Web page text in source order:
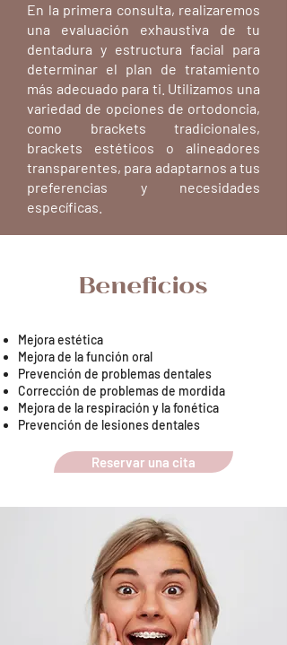
En la primera consulta, realizaremos
una evaluación exhaustiva de tu
dentadura y estructura facial para
determinar el plan de tratamiento
más adecuado para ti. Utilizamos una
variedad de opciones de ortodoncia,
como brackets tradicionales,
brackets estéticos o alineadores
transparentes, para adaptarnos a tus
preferencias y necesidades
específicas.
Beneficios
Mejora estética
Mejora de la función oral
Prevención de problemas dentales
Corrección de problemas de mordida
Mejora de la respiración y la fonética
Prevención de lesiones dentales
Reservar una cita